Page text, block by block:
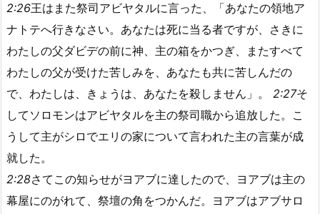
2:26王はまた祭司アビヤタルに言った、「あなたの領地ア
ナトテへ行きなさい。あなたは死に当る者ですが、さきに
わたしの父ダビデの前に神、主の箱をかつぎ、またすべて
わたしの父が受けた苦しみを、あなたも共に苦しんだの
で、わたしは、きょうは、あなたを殺しません」。 2:27そ
してソロモンはアビヤタルを主の祭司職から追放した。こ
うして主がシロでエリの家について言われた主の言葉が成
就した。
2:28さてこの知らせがヨアブに達したので、ヨアブは主の
幕屋にのがれて、祭壇の角をつかんだ。ヨアブはアブサロ